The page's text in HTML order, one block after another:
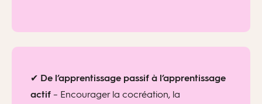
✔ De l’apprentissage passif à l’apprentissage
actif – Encourager la cocréation, la